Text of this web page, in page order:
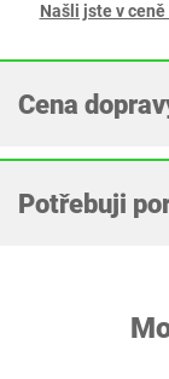
Našli jste v
Cena
Potřebuji